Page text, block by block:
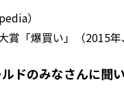
）
賞「爆買い」（2015年
ドのみなさんに聞